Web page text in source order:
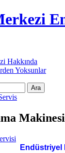
Hakkında
Yoksunlar
Endüstriyel